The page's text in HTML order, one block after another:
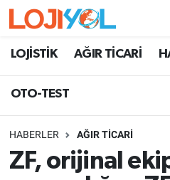
LOJİSTİK AĞIR TİCARİ
OTO-TEST
HABERLER AĞIR TİCARİ
ZF, orijinal
OTO-TEST